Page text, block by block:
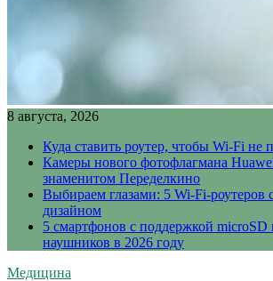
8 августа, 2026
Куда ставить роутер, чтобы Wi-Fi не
Камеры нового фотофлагмана
знаменитом Переделкино
Выбираем глазами: 5 Wi-Fi-роутеров
дизайном
5 смартфонов с поддержкой microSD
наушников в 2026 году
Медицина